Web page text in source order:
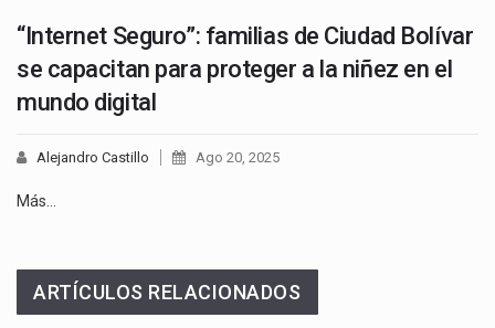
“Internet Seguro”: familias de Ciudad Bolívar
se capacitan para proteger a la niñez en el
mundo digital
Alejandro Castillo Ago 20, 2025
Más…
ARTÍCULOS RELACIONADOS